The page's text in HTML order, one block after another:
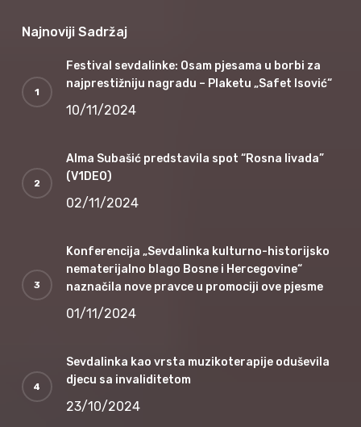
Najnoviji Sadržaj
Festival sevdalinke: Osam pjesama u borbi za
najprestižniju nagradu – Plaketu „Safet Isović“
10/11/2024
Alma Subašić predstavila spot “Rosna livada”
(V1DEO)
02/11/2024
Konferencija „Sevdalinka kulturno-historijsko
nematerijalno blago Bosne i Hercegovine“
naznačila nove pravce u promociji ove pjesme
01/11/2024
Sevdalinka kao vrsta muzikoterapije oduševila
djecu sa invaliditetom
23/10/2024